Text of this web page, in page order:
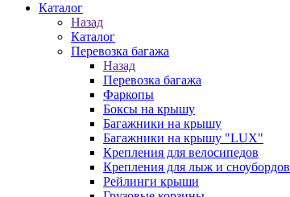
Каталог
Назад
Каталог
Перевозка багажа
Назад
Перевозка багажа
Фаркопы
Боксы на крышу
Багажники на крышу
Багажники на крышу "LUX"
Крепления для велосипедов
Крепления для лыж и сноубордов
Рейлинги крыши